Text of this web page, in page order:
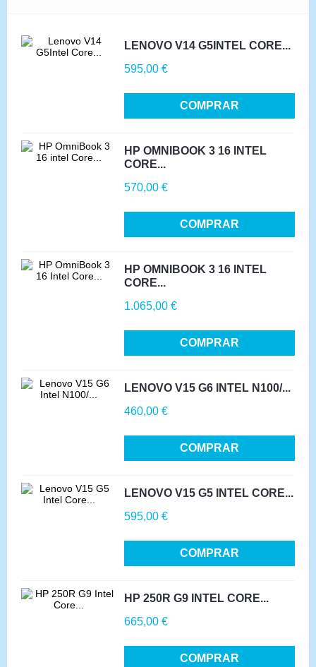
LENOVO V14 G5INTEL CORE...
Precio
595,00 €
COMPRAR
HP OMNIBOOK 3 16 INTEL
CORE...
Precio
570,00 €
COMPRAR
HP OMNIBOOK 3 16 INTEL
CORE...
Precio
1.065,00 €
COMPRAR
LENOVO V15 G6 INTEL N100/...
Precio
460,00 €
COMPRAR
LENOVO V15 G5 INTEL CORE...
Precio
595,00 €
COMPRAR
HP 250R G9 INTEL CORE...
Precio
665,00 €
COMPRAR